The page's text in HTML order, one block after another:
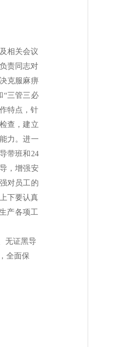
相关会议
责同志对
克服麻痹
“三管三必
特点，针
查，建立
力。进一
带班和24
，增强安
对员工的
下要认真
产各项工
无证黑导
全面保